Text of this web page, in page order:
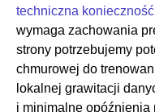
techniczna konieczność
wymaga zachowania
strony potrzebujemy
chmurowej do
lokalnej grawitacji
i minimalne